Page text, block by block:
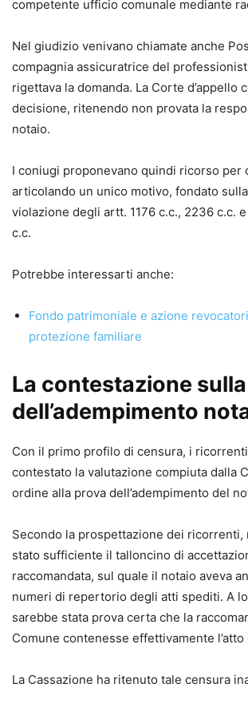
custode giudiziario presso il Tribunale di
contributi e formulari in materia
curatore di Giuricivile.it.
competente ufficio comunale mediante
Nel giudizio venivano chiamate anche
compagnia assicuratrice del
rigettava la domanda. La Corte d’appello
decisione, ritenendo non provata la
notaio.
I coniugi proponevano quindi ricorso per
articolando un unico motivo, fondato
violazione degli artt. 1176 c.c., 2236 c.c.
c.c.
Potrebbe interessarti anche:
Fondo patrimoniale e azione
protezione familiare
La contestazione
dell’adempimento
Con il primo profilo di censura, i
contestato la valutazione compiuta dalla
ordine alla prova dell’adempimento del
Secondo la prospettazione dei ricorrenti,
stato sufficiente il talloncino di
raccomandata, sul quale il notaio aveva
numeri di repertorio degli atti spediti. A
sarebbe stata prova certa che la
Comune contenesse effettivamente l’atto
La Cassazione ha ritenuto tale censura